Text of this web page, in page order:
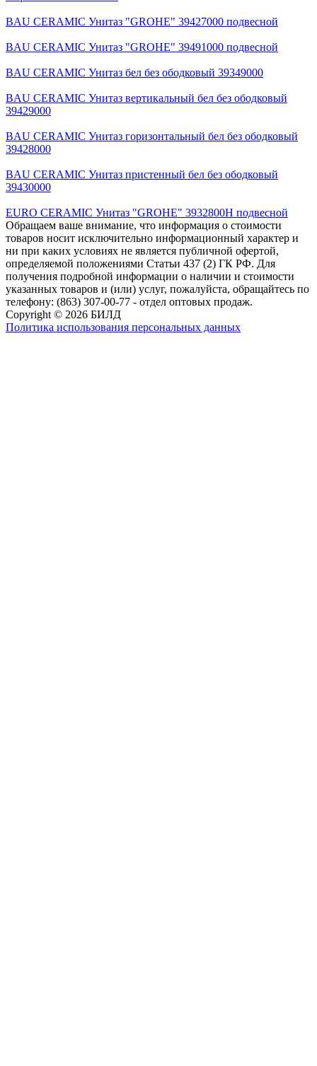
BAU CERAMIC Унитаз "GROHE" 39427000 подвесной
BAU CERAMIC Унитаз "GROHE" 39491000 подвесной
BAU CERAMIC Унитаз бел без ободковый 39349000
BAU CERAMIC Унитаз вертикальный бел без ободковый
39429000
BAU CERAMIC Унитаз горизонтальный бел без ободковый
39428000
BAU CERAMIC Унитаз пристенный бел без ободковый
39430000
EURO CERAMIC Унитаз "GROHE" 3932800H подвесной
Обращаем ваше внимание, что информация о стоимости
товаров носит исключительно информационный характер и
ни при каких условиях не является публичной офертой,
определяемой положениями Статьи 437 (2) ГК РФ. Для
получения подробной информации о наличии и стоимости
указанных товаров и (или) услуг, пожалуйста, обращайтесь по
телефону: (863) 307-00-77 - отдел оптовых продаж.
Copyright © 2026 БИЛД
Политика использования персональных данных